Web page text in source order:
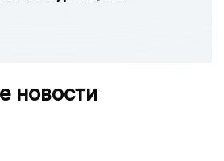
новости